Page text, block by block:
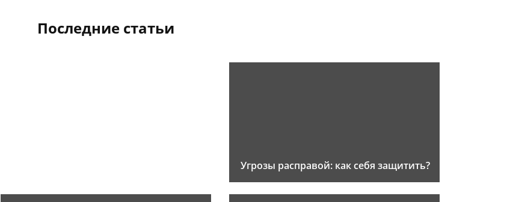
Последние статьи
Угрозы расправой: как себя защитить?